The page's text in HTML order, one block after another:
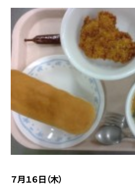
７月１６日（木）